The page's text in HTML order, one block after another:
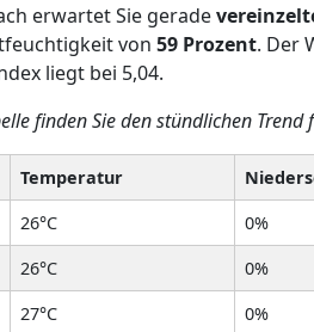
erwartet Sie gerade
von 59 Prozent. Der
liegt bei 5,04.
finden Sie den stündlichen
Temperatur
26°C 0%
26°C 0%
27°C 0%